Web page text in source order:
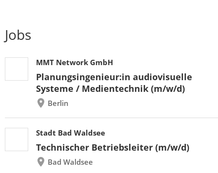
Jobs
MMT Network GmbH
Planungsingenieur:in audiovisuelle
Systeme / Medientechnik (m/w/d)
Berlin
Stadt Bad Waldsee
Technischer Betriebsleiter (m/w/d)
Bad Waldsee